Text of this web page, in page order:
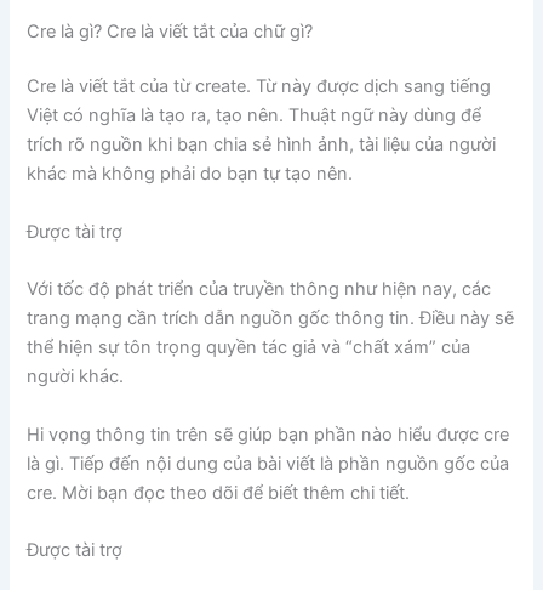
Cre là gì? Cre là viết tắt của chữ gì?
Cre là viết tắt của từ create. Từ này được dịch sang tiếng
Việt có nghĩa là tạo ra, tạo nên. Thuật ngữ này dùng để
trích rõ nguồn khi bạn chia sẻ hình ảnh, tài liệu của người
khác mà không phải do bạn tự tạo nên.
Được tài trợ
Với tốc độ phát triển của truyền thông như hiện nay, các
trang mạng cần trích dẫn nguồn gốc thông tin. Điều này sẽ
thể hiện sự tôn trọng quyền tác giả và “chất xám” của
người khác.
Hi vọng thông tin trên sẽ giúp bạn phần nào hiểu được cre
là gì. Tiếp đến nội dung của bài viết là phần nguồn gốc của
cre. Mời bạn đọc theo dõi để biết thêm chi tiết.
Được tài trợ